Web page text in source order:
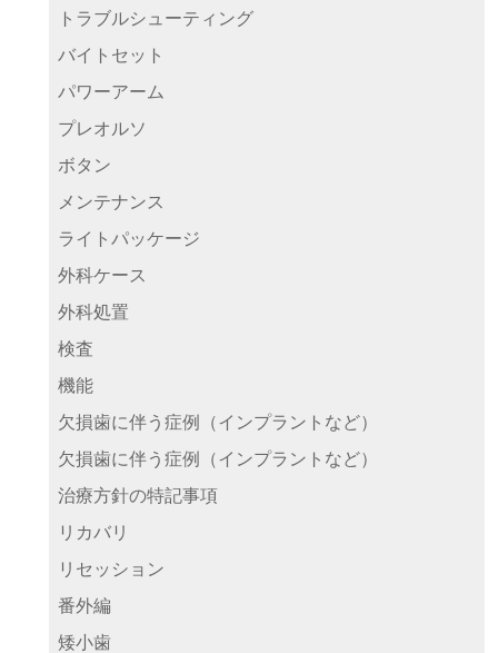
トラブルシューティング
バイトセット
パワーアーム
プレオルソ
ボタン
メンテナンス
ライトパッケージ
外科ケース
外科処置
検査
機能
欠損歯に伴う症例（インプラントなど）
欠損歯に伴う症例（インプラントなど）
治療方針の特記事項
リカバリ
リセッション
番外編
矮小歯